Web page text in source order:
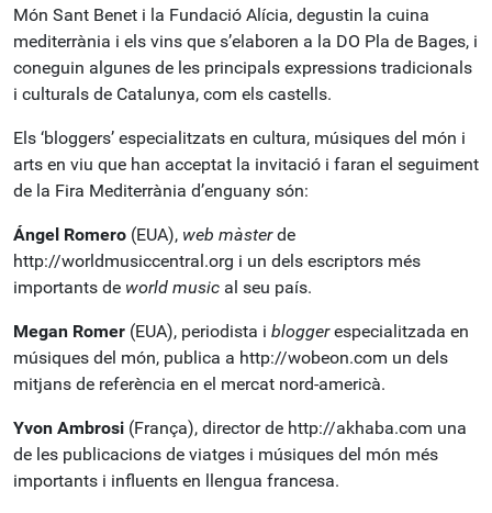
Món Sant Benet i la Fundació Alícia, degustin la cuina
mediterrània i els vins que s’elaboren a la DO Pla de Bages, i
coneguin algunes de les principals expressions tradicionals
i culturals de Catalunya, com els castells.
Els ‘bloggers’ especialitzats en cultura, músiques del món i
arts en viu que han acceptat la invitació i faran el seguiment
de la Fira Mediterrània d’enguany són:
Ángel Romero (EUA), web màsterde
http://worldmusiccentral.org i un dels escriptors més
importants de world music al seu país.
Megan Romer (EUA), periodista i bloggerespecialitzada en
músiques del món, publica a http://wobeon.com un dels
mitjans de referència en el mercat nord-americà.
Yvon Ambrosi (França), director de http://akhaba.com una
de les publicacions de viatges i músiques del món més
importants i influents en llengua francesa.